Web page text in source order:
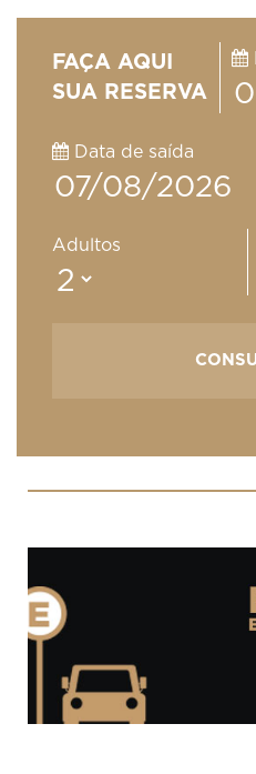
FAÇA AQUI
SUA RESERVA
Data de saída
Adultos